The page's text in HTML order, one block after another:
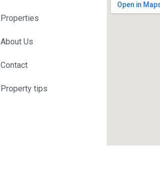
Properties
About Us
Contact
Property tips